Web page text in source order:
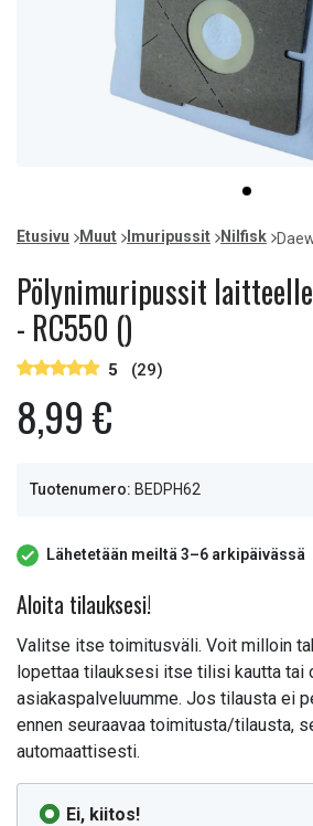
item
0
of
Etusivu Muut Imuripussit Nilfisk
Pölynimuripussit
- RC550 ()
5 (29)
8,99 €
Tuotenumero: BEDPH62
Lähetetään meiltä 3–6 arkipäivässä
Aloita tilauksesi!
Valitse itse toimitusväli. Voit milloin
lopettaa tilauksesi itse tilisi kautta tai
asiakaspalveluumme. Jos tilausta ei
ennen seuraavaa toimitusta/tilausta,
automaattisesti.
Ei, kiitos!